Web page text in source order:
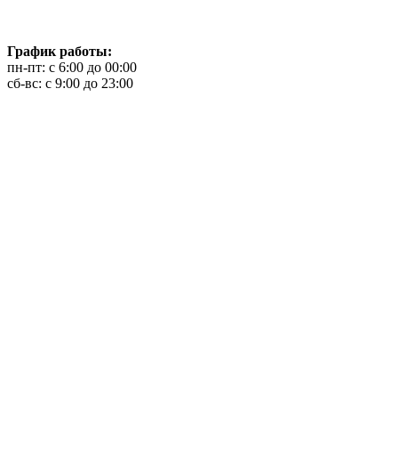
График работы:
пн-пт: с 6:00 до 00:00
сб-вс: с 9:00 до 23:00